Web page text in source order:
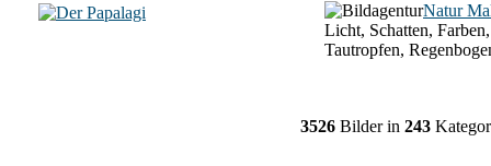
Natur
Licht, Schatten,
Tautropfen,
3526 Bilder in 243